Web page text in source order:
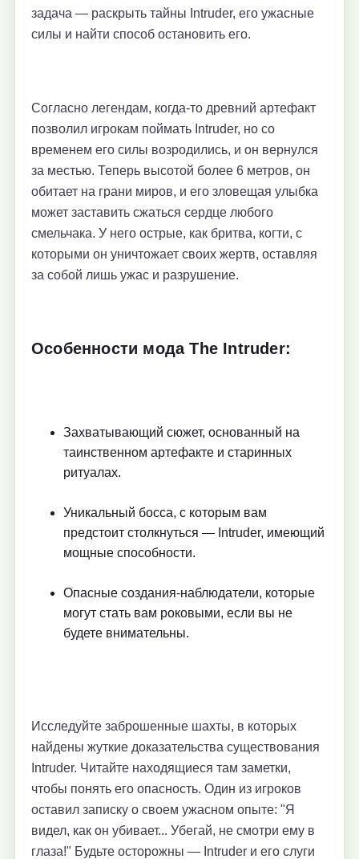
задача — раскрыть тайны Intruder, его ужасные
силы и найти способ остановить его.
Согласно легендам, когда-то древний артефакт
позволил игрокам поймать Intruder, но со
временем его силы возродились, и он вернулся
за местью. Теперь высотой более 6 метров, он
обитает на грани миров, и его зловещая улыбка
может заставить сжаться сердце любого
смельчака. У него острые, как бритва, когти, с
которыми он уничтожает своих жертв, оставляя
за собой лишь ужас и разрушение.
Особенности мода The Intruder:
Захватывающий сюжет, основанный на
таинственном артефакте и старинных
ритуалах.
Уникальный босса, с которым вам
предстоит столкнуться — Intruder, имеющий
мощные способности.
Опасные создания-наблюдатели, которые
могут стать вам роковыми, если вы не
будете внимательны.
Исследуйте заброшенные шахты, в которых
найдены жуткие доказательства существования
Intruder. Читайте находящиеся там заметки,
чтобы понять его опасность. Один из игроков
оставил записку о своем ужасном опыте: "Я
видел, как он убивает... Убегай, не смотри ему в
глаза!" Будьте осторожны — Intruder и его слуги